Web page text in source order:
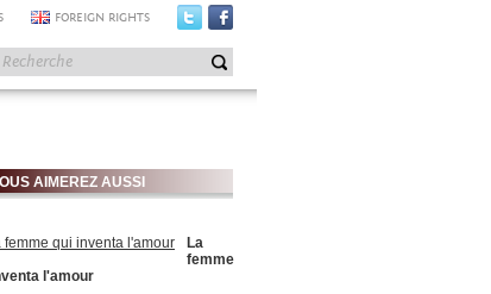
FOREIGN RIGHTS
AIMEREZ AUSSI
La
femme
l'amour